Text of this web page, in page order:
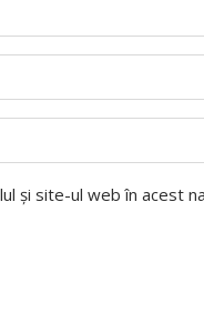
și site-ul web în acest